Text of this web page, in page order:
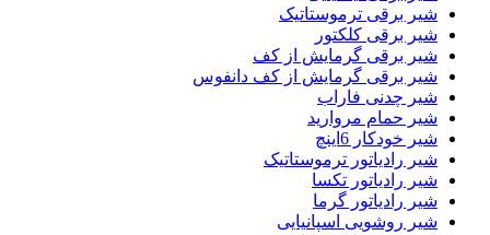
شیر برقی ترموستاتیک
شیر برقی کلکتور
شیر برقی گرمایش از کف
شیر برقی گرمایش از کف دانفوس
شیر چدنی فاراب
شیر حمام مروارید
شیر خودکار 6اینچ
شیر رادیاتور ترموستاتیک
شیر رادیاتور تکسا
شیر رادیاتور گرما
شیر روشویی اسپانیایی